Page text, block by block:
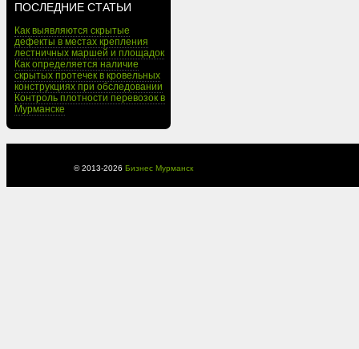
ПОСЛЕДНИЕ СТАТЬИ
Как выявляются скрытые
дефекты в местах крепления
лестничных маршей и площадок
Как определяется наличие
скрытых протечек в кровельных
конструкциях при обследовании
Контроль плотности перевозок в
Мурманске
© 2013-2026 Бизнес Мурманск